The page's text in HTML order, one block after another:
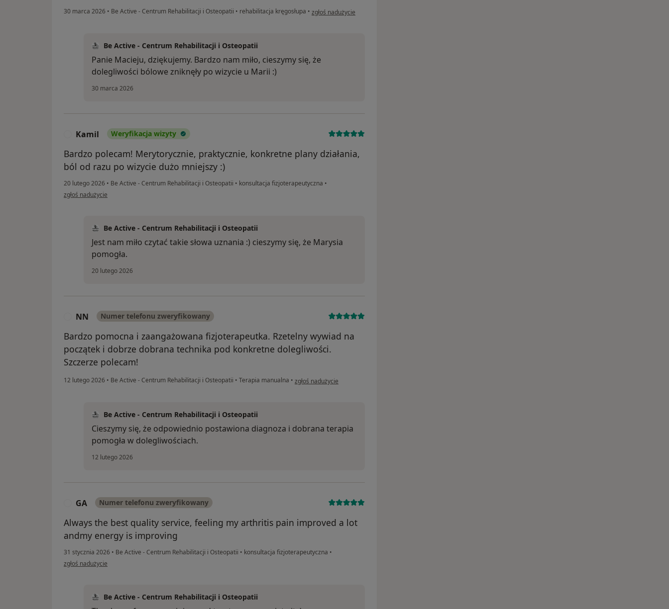
30 marca 2026 • Be Active - Centrum Rehabilitacji i Osteopatii • rehabilitacja kręgosłupa • w opinii użytkownika Maciej
zgłoś nadużycie
Be Active - Centrum Rehabilitacji i Osteopatii
Panie Macieju, dziękujemy. Bardzo nam miło, cieszymy się, że
dolegliwości bólowe zniknęły po wizycie u Marii :)
30 marca 2026
Kamil Weryfikacja wizyty
Bardzo polecam! Merytorycznie, praktycznie, konkretne plany działania,
ból od razu po wizycie dużo mniejszy :)
20 lutego 2026 • Be Active - Centrum Rehabilitacji i Osteopatii • konsultacja fizjoterapeutyczna •
w opinii użytkownika Kamil
zgłoś nadużycie
Be Active - Centrum Rehabilitacji i Osteopatii
Jest nam miło czytać takie słowa uznania :) cieszymy się, że Marysia
pomogła.
20 lutego 2026
NN Numer telefonu zweryfikowany
Bardzo pomocna i zaangażowana fizjoterapeutka. Rzetelny wywiad na
początek i dobrze dobrana technika pod konkretne dolegliwości.
Szczerze polecam!
12 lutego 2026 • Be Active - Centrum Rehabilitacji i Osteopatii • Terapia manualna • w opinii użytkownika NN
zgłoś nadużycie
Be Active - Centrum Rehabilitacji i Osteopatii
Cieszymy się, że odpowiednio postawiona diagnoza i dobrana terapia
pomogła w dolegliwościach.
12 lutego 2026
GA Numer telefonu zweryfikowany
Always the best quality service, feeling my arthritis pain improved a lot
andmy energy is improving
31 stycznia 2026 • Be Active - Centrum Rehabilitacji i Osteopatii • konsultacja fizjoterapeutyczna •
w opinii użytkownika GA
zgłoś nadużycie
Be Active - Centrum Rehabilitacji i Osteopatii